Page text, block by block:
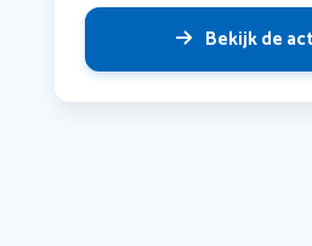
Bekijk de